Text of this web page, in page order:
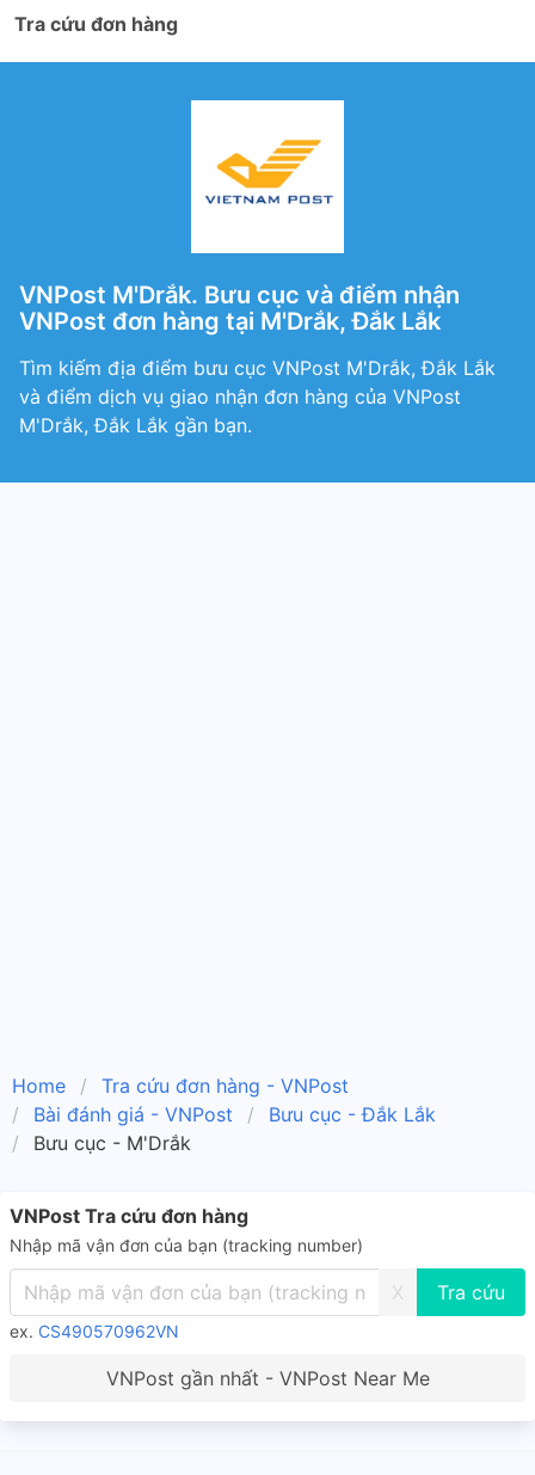
Tra cứu đơn hàng
VNPost M'Drắk. Bưu cục và điểm nhận
VNPost đơn hàng tại M'Drắk, Đắk Lắk
Tìm kiếm địa điểm bưu cục VNPost M'Drắk, Đắk Lắk
và điểm dịch vụ giao nhận đơn hàng của VNPost
M'Drắk, Đắk Lắk gần bạn.
Home
Tra cứu đơn hàng - VNPost
Bài đánh giá - VNPost
Bưu cục - Đắk Lắk
Bưu cục - M'Drắk
VNPost Tra cứu đơn hàng
Nhập mã vận đơn của bạn (tracking number)
X
ex. CS490570962VN
VNPost gần nhất - VNPost Near Me